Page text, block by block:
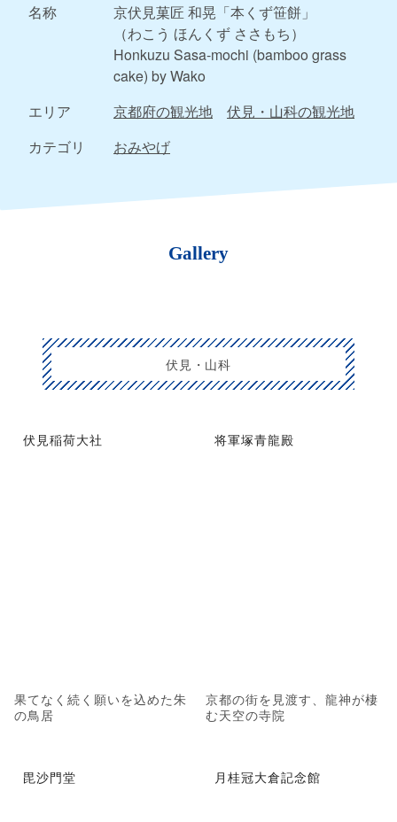
名称
京伏見菓匠 和晃「本くず笹餅」
（わこう ほんくず ささもち）
Honkuzu Sasa-mochi (bamboo grass
cake) by Wako
エリア
京都府の観光地
伏見・山科の観光地
カテゴリ
おみやげ
Gallery
伏見・山科
伏見稲荷大社
果てなく続く願いを込めた朱
の鳥居
将軍塚青龍殿
京都の街を見渡す、龍神が棲
む天空の寺院
毘沙門堂 月桂冠大倉記念館